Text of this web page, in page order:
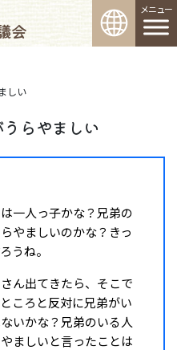
会
しい
らやましい
一人っ子かな？兄弟の
やましいのかな？きっ
うね。
ん出てきたら、そこで
ころと反対に兄弟がい
いかな？兄弟のいる人
ましいと言ったことは